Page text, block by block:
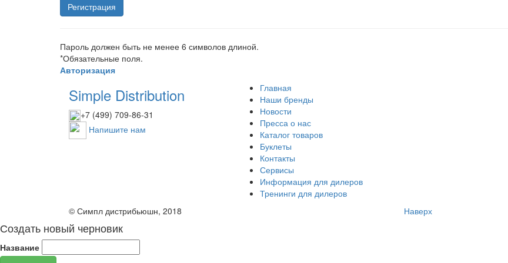
Пароль должен быть не менее 6 символов длиной.
*Обязательные поля.
Авторизация
Главная
Наши бренды
Новости
Пресса о нас
Каталог товаров
Буклеты
Контакты
Сервисы
Информация для дилеров
Тренинги для дилеров
Simple Distribution
+7 (499) 709-86-31
Напишите нам
© Симпл дистрибьюшн, 2018 Наверх
Создать новый черновик
Название